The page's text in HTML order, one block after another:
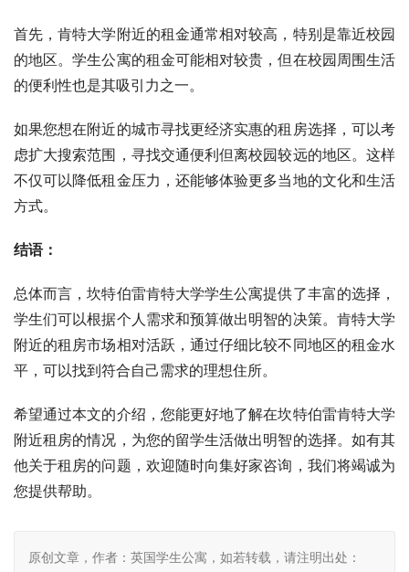
首先，肯特大学附近的租金通常相对较高，特别是靠近校园
的地区。学生公寓的租金可能相对较贵，但在校园周围生活
的便利性也是其吸引力之一。
如果您想在附近的城市寻找更经济实惠的租房选择，可以考
虑扩大搜索范围，寻找交通便利但离校园较远的地区。这样
不仅可以降低租金压力，还能够体验更多当地的文化和生活
方式。
结语：
总体而言，坎特伯雷肯特大学学生公寓提供了丰富的选择，
学生们可以根据个人需求和预算做出明智的决策。肯特大学
附近的租房市场相对活跃，通过仔细比较不同地区的租金水
平，可以找到符合自己需求的理想住所。
希望通过本文的介绍，您能更好地了解在坎特伯雷肯特大学
附近租房的情况，为您的留学生活做出明智的选择。如有其
他关于租房的问题，欢迎随时向集好家咨询，我们将竭诚为
您提供帮助。
原创文章，作者：英国学生公寓，如若转载，请注明出处：